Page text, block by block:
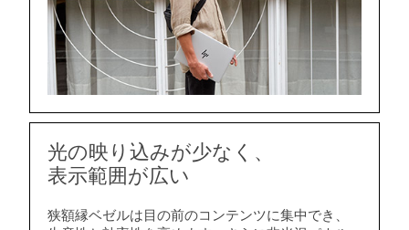
光の映り込みが少なく、
表示範囲が広い
狭額縁ベゼルは目の前のコンテンツに集中でき、